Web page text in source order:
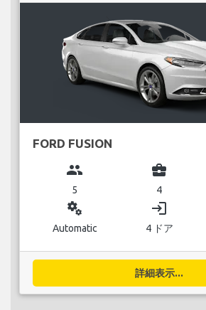
FORD FUSION
group
5
business_center
4
miscellaneous_services
Automatic
login
4 ドア
詳細表示...